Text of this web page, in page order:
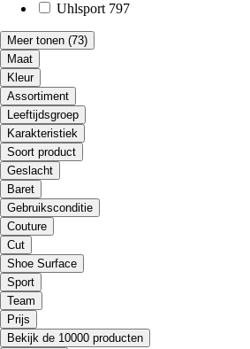
Uhlsport 797
Meer tonen (73)
Maat
Kleur
Assortiment
Leeftijdsgroep
Karakteristiek
Soort product
Geslacht
Baret
Gebruiksconditie
Couture
Cut
Shoe Surface
Sport
Team
Prijs
Bekijk de 10000 producten